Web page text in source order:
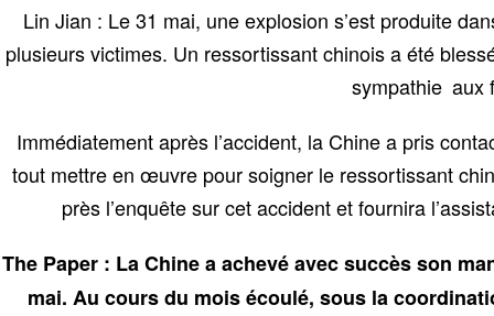
Lin Jian : Le 31 mai, une explosion s’est produite
plusieurs victimes. Un ressortissant chinois a été
sympathie aux
Immédiatement après l’accident, la Chine a pris
tout mettre en œuvre pour soigner le ressortissant
près l’enquête sur cet accident et fournira
The Paper : La Chine a achevé avec succès son
mai. Au cours du mois écoulé, sous la